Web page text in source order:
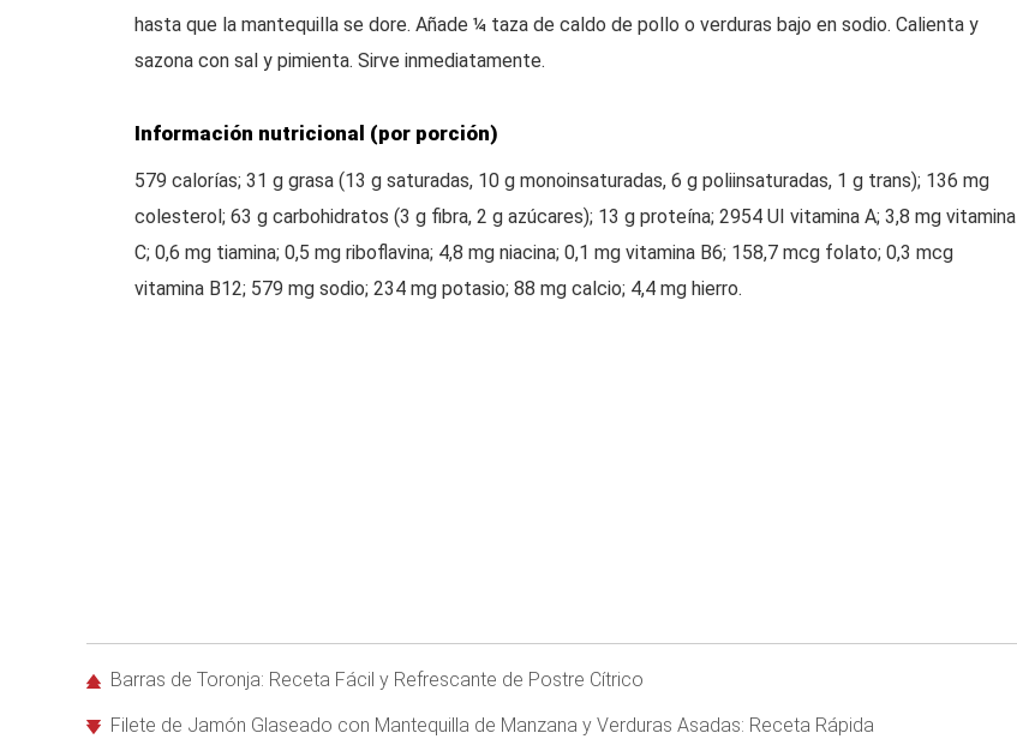
hasta que la mantequilla se dore. Añade ¼ taza de caldo de pollo o verduras bajo en sodio. Calienta y
sazona con sal y pimienta. Sirve inmediatamente.
Información nutricional (por porción)
579 calorías; 31 g grasa (13 g saturadas, 10 g monoinsaturadas, 6 g poliinsaturadas, 1 g trans); 136 mg
colesterol; 63 g carbohidratos (3 g fibra, 2 g azúcares); 13 g proteína; 2954 UI vitamina A; 3,8 mg vitamina
C; 0,6 mg tiamina; 0,5 mg riboflavina; 4,8 mg niacina; 0,1 mg vitamina B6; 158,7 mcg folato; 0,3 mcg
vitamina B12; 579 mg sodio; 234 mg potasio; 88 mg calcio; 4,4 mg hierro.
Barras de Toronja: Receta Fácil y Refrescante de Postre Cítrico
Filete de Jamón Glaseado con Mantequilla de Manzana y Verduras Asadas: Receta Rápida